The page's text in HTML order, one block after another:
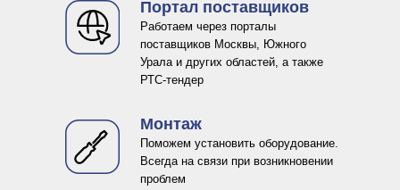
Поможем установить оборудование.
Всегда на связи при возникновении
проблем
Монтаж
Работаем через порталы
поставщиков Москвы, Южного
Урала и других областей, а также
РТС-тендер
Портал поставщиков